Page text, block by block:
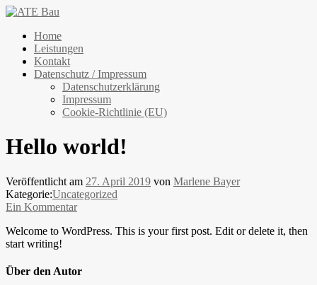
ATE BauHome
Leistungen
Kontakt
Datenschutz / Impressum
Datenschutzerklärung
Impressum
Cookie-Richtlinie (EU)
Hello world!
Veröffentlicht am 27. April 2019 von Marlene Bayer
Kategorie:Uncategorized
Ein Kommentar
Welcome to WordPress. This is your first post. Edit or delete it, then
start writing!
Über den Autor